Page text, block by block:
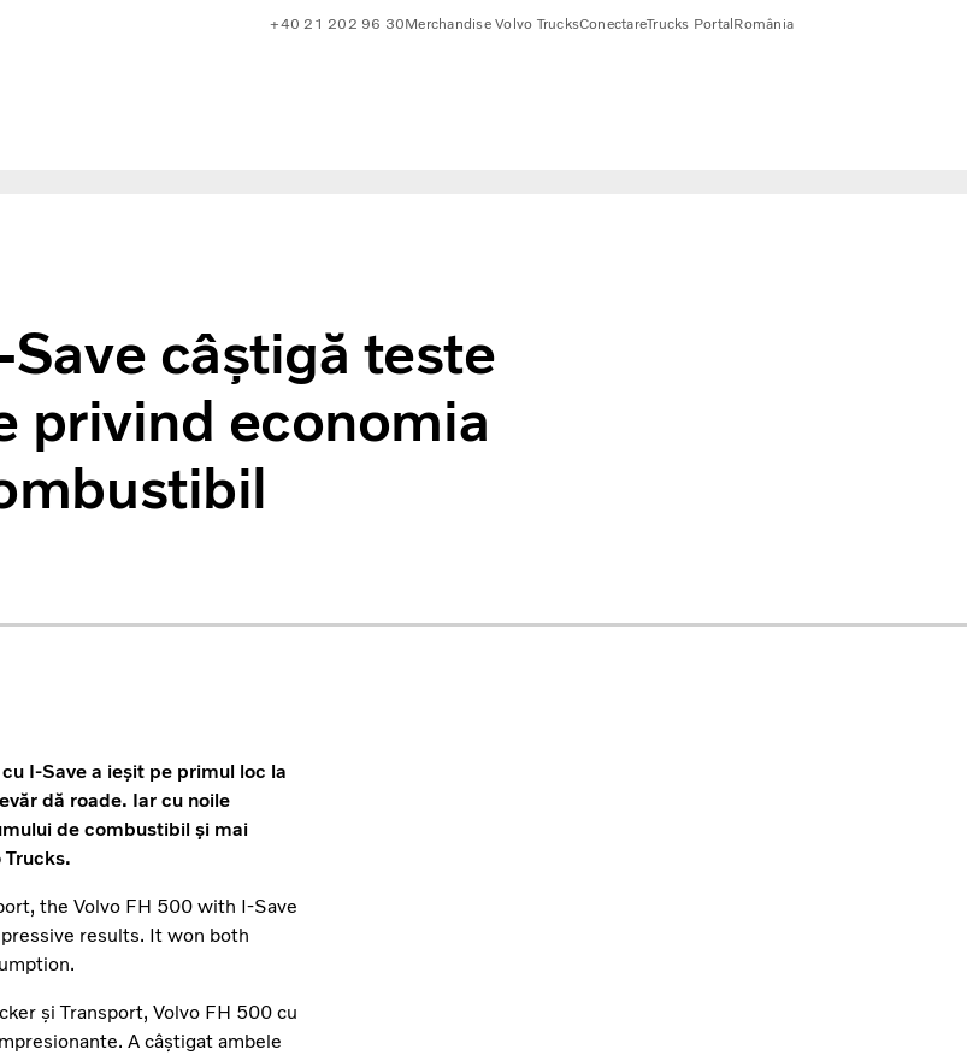
+40 21 202 96 30Merchandise Volvo TrucksConectareTrucks Portal România
câștigă teste
privind economia
I-Save a ieșit pe primul loc la
dă roade. Iar cu noile
de combustibil și mai
Trucks.
the Volvo FH 500 with I-Save
results. It won both
și Transport, Volvo FH 500 cu
A câștigat ambele